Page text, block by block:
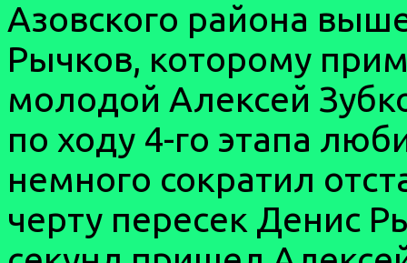
Азовского района
Рычков, которому
молодой Алексей
по ходу 4-го этапа
немного сократил
черту пересек Денис